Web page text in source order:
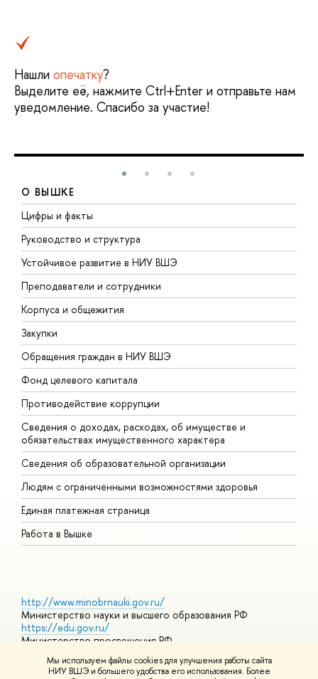
Мы используем файлы cookies для улучшения работы сайта
НИУ ВШЭ и большего удобства его использования. Более
Нашли опечатку?
Выделите её, нажмите Ctrl+Enter и отправьте нам
уведомление. Спасибо за участие!
О ВЫШКЕ
Цифры и факты
Руководство и структура
Устойчивое развитие в НИУ ВШЭ
Преподаватели и сотрудники
Корпуса и общежития
Закупки
Обращения граждан в НИУ ВШЭ
Фонд целевого капитала
Противодействие коррупции
Сведения о доходах, расходах, об имуществе и
обязательствах имущественного характера
Сведения об образовательной организации
Людям с ограниченными возможностями здоровья
Единая платежная страница
Работа в Вышке
http://www.minobrnauki.gov.ru/
Министерство науки и высшего образования РФ
https://edu.gov.ru/
Министерство просвещения РФ
https://elearning.hse.ru/mooc
Массовые открытые онлайн-курсы